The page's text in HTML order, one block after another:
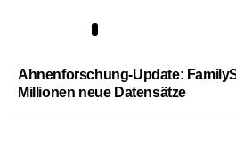
Ahnenforschung-Update:
Millionen neue Datensätze